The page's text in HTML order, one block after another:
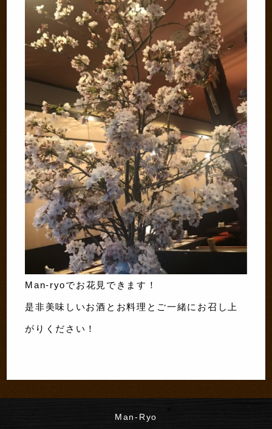
Man-ryoでお花見できます！
是非美味しいお酒とお料理とご一緒にお召し上
がりください！
Man-Ryo